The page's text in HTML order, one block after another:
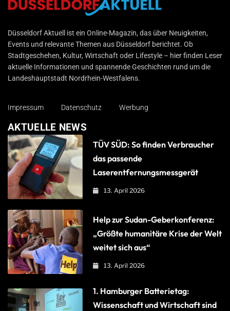
Düsseldorf Aktuell
Düsseldorf Aktuell ist ein Online-Magazin, das über Neuigkeiten,
Events und relevante Themen aus Düsseldorf berichtet. Ob
Stadtgeschehen, Kultur, Wirtschaft oder Lifestyle – hier finden Leser
aktuelle Informationen und spannende Geschichten rund um die
Landeshauptstadt Nordrhein-Westfalens.
Impressum Datenschutz Werbung
AKTUELLE NEWS
TÜV SÜD: So finden Verbraucher
das passende
Laserentfernungsmessgerät
13. April 2026
Help zur Sudan-Geberkonferenz:
„Größte humanitäre Krise der Welt
weitet sich aus“
13. April 2026
1. Hamburger Batterietag:
Wissenschaft und Wirtschaft sind